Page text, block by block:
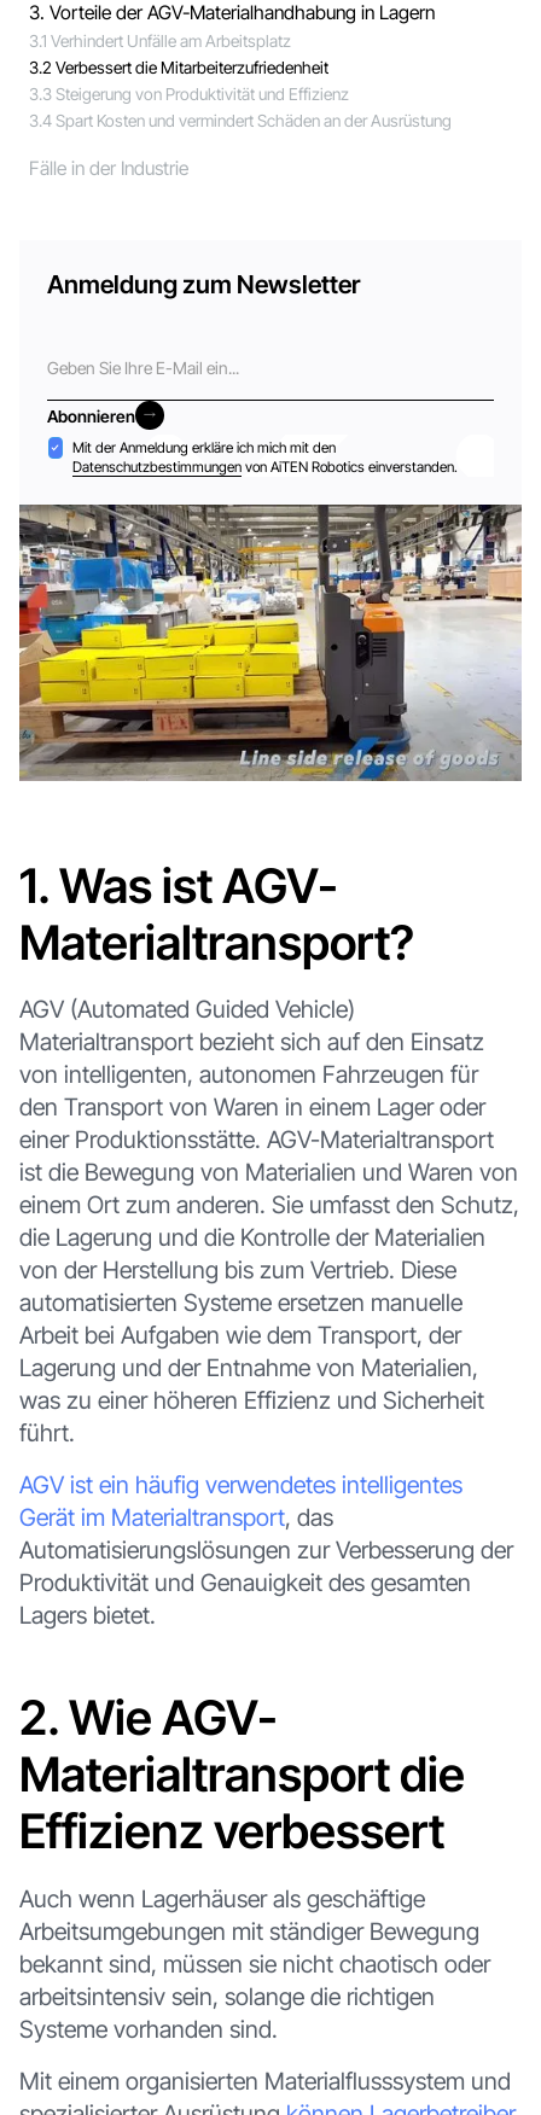
3. Vorteile der AGV-Materialhandhabung in Lagern
3.1 Verhindert Unfälle am Arbeitsplatz
3.2 Verbessert die Mitarbeiterzufriedenheit
3.3 Steigerung von Produktivität und Effizienz
3.4 Spart Kosten und vermindert Schäden an der Ausrüstung
Fälle in der Industrie
Anmeldung zum Newsletter
Mail
Abonnieren
Abonnieren
Akzeptanz
Mit der Anmeldung erkläre ich mich mit den
Datenschutzbestimmungenvon AiTEN Robotics einverstanden.
1. Was ist AGV-
Materialtransport?
AGV (Automated Guided Vehicle)
Materialtransport bezieht sich auf den Einsatz
von intelligenten, autonomen Fahrzeugen für
den Transport von Waren in einem Lager oder
einer Produktionsstätte. AGV-Materialtransport
ist die Bewegung von Materialien und Waren von
einem Ort zum anderen. Sie umfasst den Schutz,
die Lagerung und die Kontrolle der Materialien
von der Herstellung bis zum Vertrieb. Diese
automatisierten Systeme ersetzen manuelle
Arbeit bei Aufgaben wie dem Transport, der
Lagerung und der Entnahme von Materialien,
was zu einer höheren Effizienz und Sicherheit
führt.
AGV ist ein häufig verwendetes intelligentes
Gerät im Materialtransport, das
Automatisierungslösungen zur Verbesserung der
Produktivität und Genauigkeit des gesamten
Lagers bietet.
2. Wie AGV-
Materialtransport die
Effizienz verbessert
Auch wenn Lagerhäuser als geschäftige
Arbeitsumgebungen mit ständiger Bewegung
bekannt sind, müssen sie nicht chaotisch oder
arbeitsintensiv sein, solange die richtigen
Systeme vorhanden sind.
Mit einem organisierten Materialflusssystem und